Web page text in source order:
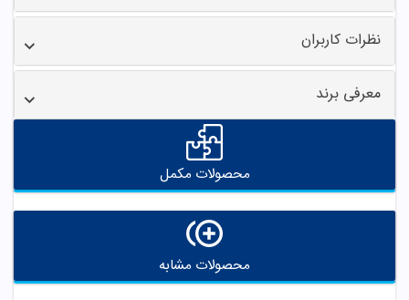
نظرات کاربران
معرفی برند
محصولات مکمل
محصولات مشابه